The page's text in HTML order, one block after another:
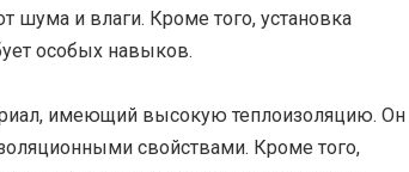
шума и влаги. Кроме того, установка
особых навыков.
имеющий высокую теплоизоляцию. Он
свойствами. Кроме того,